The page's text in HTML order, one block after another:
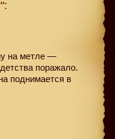
на метле —
поражало.
поднимается в